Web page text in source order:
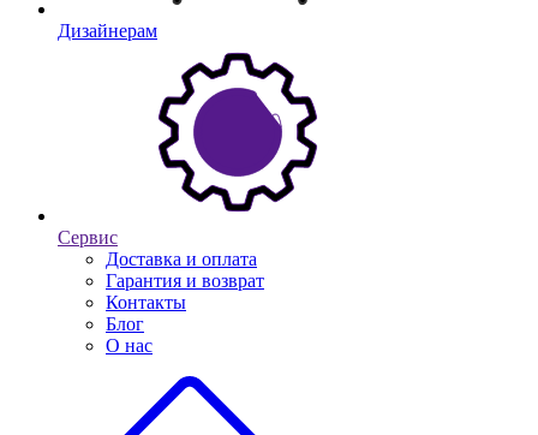
Дизайнерам
Сервис
Доставка и оплата
Гарантия и возврат
Контакты
Блог
О нас